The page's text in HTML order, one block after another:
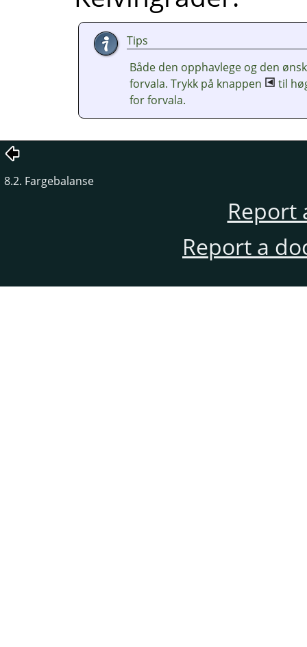
Tips
Både den opphavlege og den
forvala. Trykk på knappen
til
for forvala.
8.2. Fargebalanse
Report
Report a